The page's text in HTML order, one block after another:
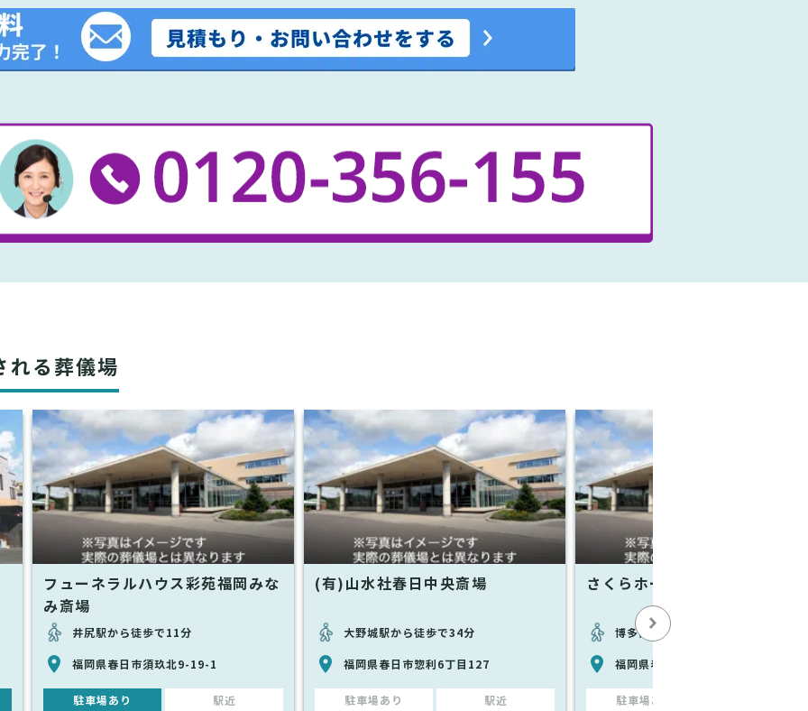
れる葬儀場
フューネラルハウス彩苑福岡みな
み斎場
井尻駅から徒歩で11分
福岡県春日市須玖北9-19-1
駐車場あり 駅近
(有)山水社春日中央斎場
大野城駅から徒歩で34分
福岡県春日市惣利6丁目127
駐車場あり 駅近
さくらホール
博多南駅から徒歩で21分
福岡県春日市昇町4丁目81-9
駐車場あり